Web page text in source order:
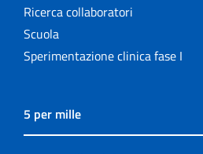
Ricerca collaboratori
Scuola
Sperimentazione clinica fase I
5 per mille